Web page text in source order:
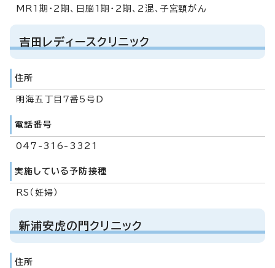
MR1期・2期、日脳1期・2期、2混、子宮頸がん
吉田レディースクリニック
住所
明海五丁目7番5号D
電話番号
047-316-3321
実施している予防接種
RS（妊婦）
新浦安虎の門クリニック
住所